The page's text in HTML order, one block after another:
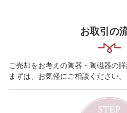
お取引の
ご売却をお考えの陶器・陶磁器の
まずは、お気軽にご相談ください。